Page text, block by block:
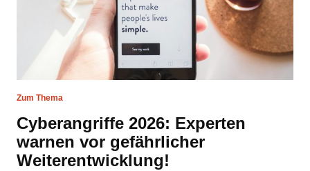
Zum Thema
Cyberangriffe 2026: Experten
warnen vor gefährlicher
Weiterentwicklung!